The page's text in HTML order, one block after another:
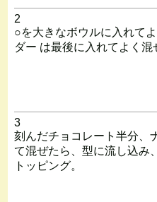
2
○を大きなボウルに入れて
ダー は最後に入れてよく混
3
刻んだチョコレート半分、
て混ぜたら、型に流し込み
トッピング。